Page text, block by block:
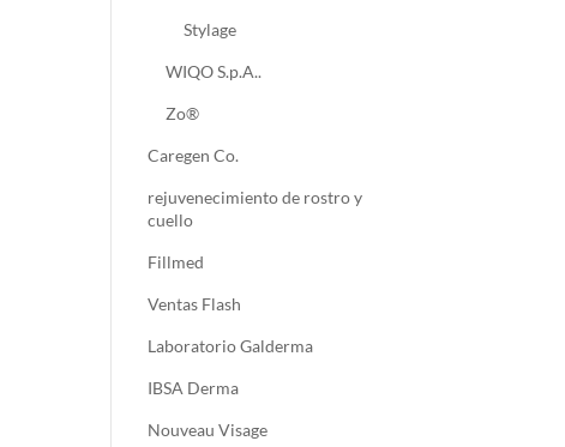
Stylage
WIQO S.p.A..
Zo®
Caregen Co.
rejuvenecimiento de rostro y
cuello
Fillmed
Ventas Flash
Laboratorio Galderma
IBSA Derma
Nouveau Visage